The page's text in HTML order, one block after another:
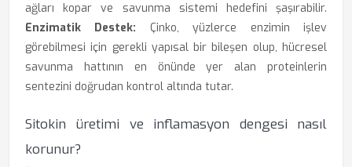
ağları kopar ve savunma sistemi hedefini şaşırabilir.
Enzimatik Destek: Çinko, yüzlerce enzimin işlev
görebilmesi için gerekli yapısal bir bileşen olup, hücresel
savunma hattının en önünde yer alan proteinlerin
sentezini doğrudan kontrol altında tutar.
Sitokin üretimi ve inflamasyon dengesi nasıl
korunur?